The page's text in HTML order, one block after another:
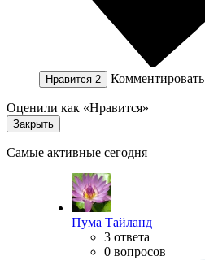
Нравится 2 Комментировать
Оценили как «Нравится»
Закрыть
Самые активные сегодня
Пума Тайланд
3 ответа
0 вопросов